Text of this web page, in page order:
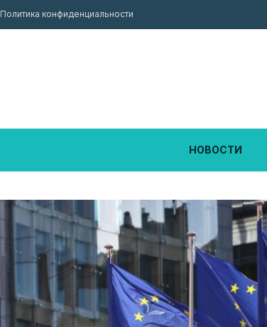
Политика конфиденциальности
НОВОСТИ